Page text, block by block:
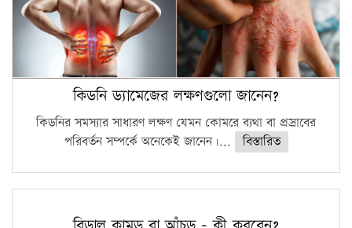
কিডনি ড্যামেজের লক্ষণগুলো জানেন?
কিডনির সমস্যার সাধারণ লক্ষণ যেমন কোমরে ব্যথা বা প্রস্রাবের
পরিবর্তন সম্পর্কে অনেকেই জানেন।...
বিস্তারিত